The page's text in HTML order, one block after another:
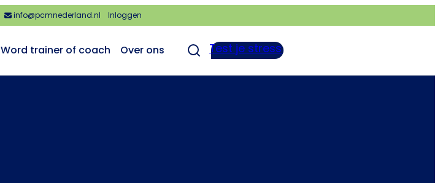
info@pcmnederland.nl Inloggen
Word trainer of coach Over ons Test je stress